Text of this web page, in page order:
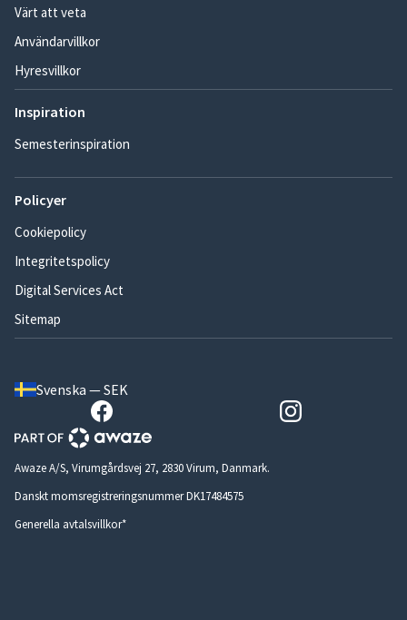
Värt att veta
Användarvillkor
Hyresvillkor
Inspiration
Semesterinspiration
Policyer
Cookiepolicy
Integritetspolicy
Digital Services Act
Sitemap
Svenska — SEK
Awaze A/S, Virumgårdsvej 27, 2830 Virum, Danmark.
Danskt momsregistreringsnummer DK17484575
Generella avtalsvillkor*